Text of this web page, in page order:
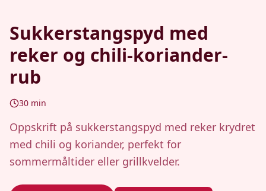
Sukkerstangspyd med
reker og chili-koriander-
rub
30 min
Oppskrift på sukkerstangspyd med reker krydret
med chili og koriander, perfekt for
sommermåltider eller grillkvelder.